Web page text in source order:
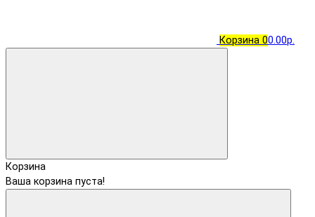
Корзина 00.00р.
Корзина
Ваша корзина пуста!